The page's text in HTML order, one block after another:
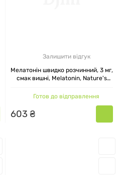
Залишити відгук
Мелатонін швидко розчинний, 3 мг,
смак вишні, Melatonin, Nature's
Готов до відправлення
603 ₴